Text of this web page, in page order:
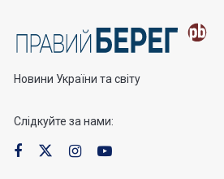
Новини України та світу
Слідкуйте за нами: